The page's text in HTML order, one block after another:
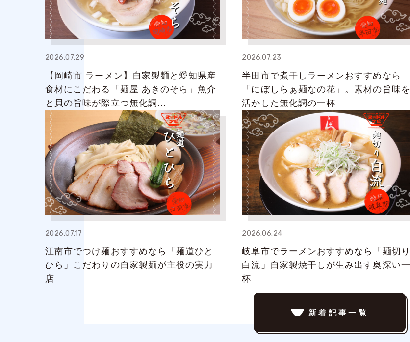
2026.07.29
【岡崎市 ラーメン】自家製麺と愛知県産
食材にこだわる「麺屋 あきのそら」魚介
と貝の旨味が際立つ無化調...
2026.07.23
半田市で煮干しラーメンおすすめなら
「にぼしらぁ麺なの花」。素材の旨味を
活かした無化調の一杯
2026.07.17
江南市でつけ麺おすすめなら「麺道ひと
ひら」こだわりの自家製麺が主役の実力
店
2026.06.24
岐阜市でラーメンおすすめなら「麺切り
白流」自家製焼干しが生み出す奥深い一
杯
新着記事一覧